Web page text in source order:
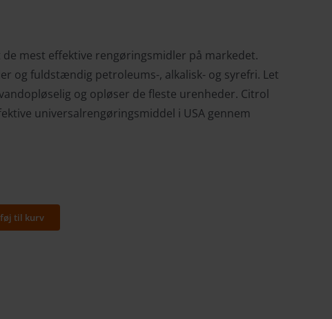
mest effektive rengøringsmidler på markedet.
og fuldstændig petroleums-, alkalisk- og syrefri. Let
og opløser de fleste urenheder. Citrol
universalrengøringsmiddel i USA gennem
til kurv